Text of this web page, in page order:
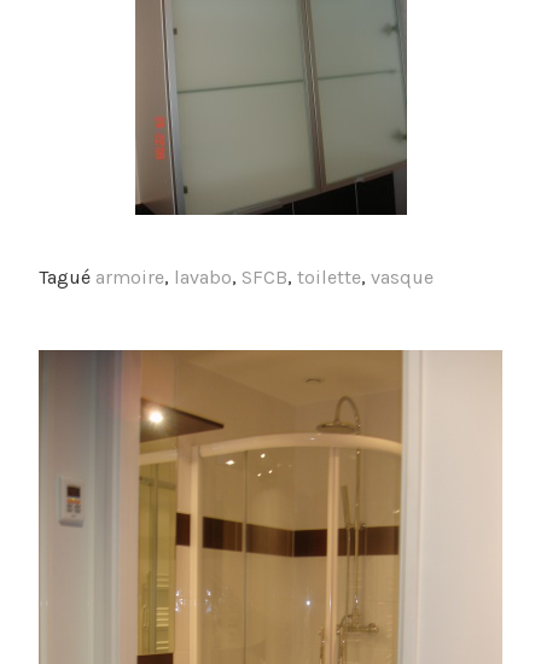
Tagué armoire, lavabo, SFCB, toilette, vasque